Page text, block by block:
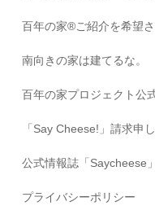
百年の家®️ご紹介を希望
南向きの家は建てるな。
百年の家プロジェクト公
「Say Cheese!」請求申
公式情報誌「Saycheese
プライバシーポリシー